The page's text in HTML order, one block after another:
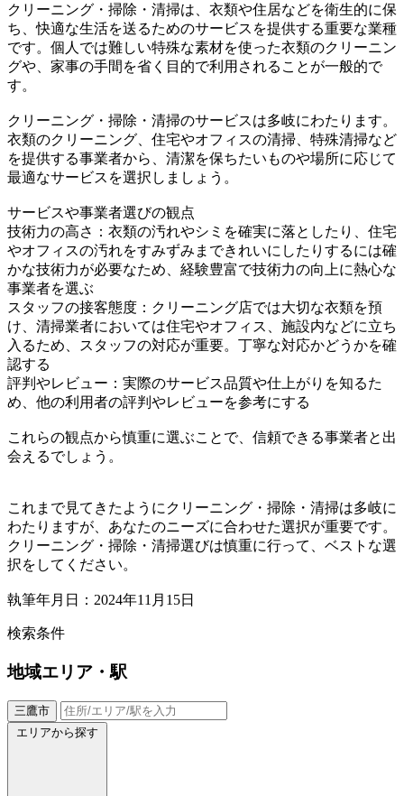
クリーニング・掃除・清掃は、衣類や住居などを衛生的に保
ち、快適な生活を送るためのサービスを提供する重要な業種
です。個人では難しい特殊な素材を使った衣類のクリーニン
グや、家事の手間を省く目的で利用されることが一般的で
す。
クリーニング・掃除・清掃のサービスは多岐にわたります。
衣類のクリーニング、住宅やオフィスの清掃、特殊清掃など
を提供する事業者から、清潔を保ちたいものや場所に応じて
最適なサービスを選択しましょう。
サービスや事業者選びの観点
技術力の高さ：衣類の汚れやシミを確実に落としたり、住宅
やオフィスの汚れをすみずみまできれいにしたりするには確
かな技術力が必要なため、経験豊富で技術力の向上に熱心な
事業者を選ぶ
スタッフの接客態度：クリーニング店では大切な衣類を預
け、清掃業者においては住宅やオフィス、施設内などに立ち
入るため、スタッフの対応が重要。丁寧な対応かどうかを確
認する
評判やレビュー：実際のサービス品質や仕上がりを知るた
め、他の利用者の評判やレビューを参考にする
これらの観点から慎重に選ぶことで、信頼できる事業者と出
会えるでしょう。
これまで見てきたようにクリーニング・掃除・清掃は多岐に
わたりますが、あなたのニーズに合わせた選択が重要です。
クリーニング・掃除・清掃選びは慎重に行って、ベストな選
択をしてください。
執筆年月日：2024年11月15日
検索条件
地域エリア・駅
三鷹市
エリアから探す